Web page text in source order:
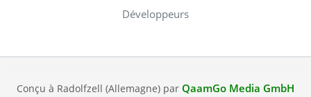
Développeurs
Conçu à Radolfzell (Allemagne) par QaamGo Media GmbH